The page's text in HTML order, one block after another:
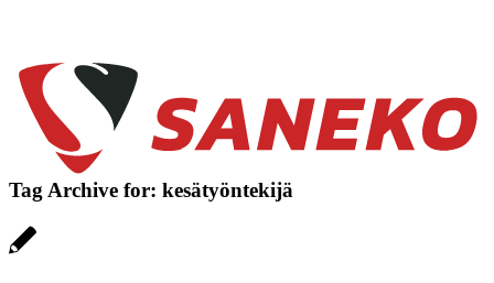
Tag Archive for: kesätyöntekijä